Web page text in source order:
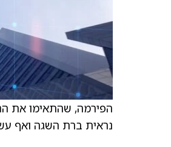
נראית ברת השגה ואף